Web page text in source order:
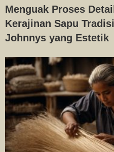
Menguak Proses
Kerajinan Sapu
Johnnys yang Estetik